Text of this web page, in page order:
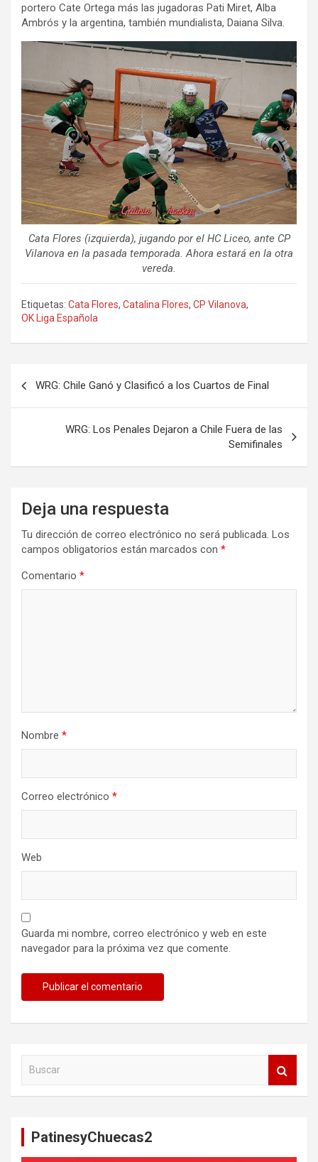
portero Cate Ortega más las jugadoras Pati Miret, Alba
Ambrós y la argentina, también mundialista, Daiana Silva.
Cata Flores (izquierda), jugando por el HC Liceo, ante CP
Vilanova en la pasada temporada. Ahora estará en la otra
vereda.
Etiquetas: Cata Flores, Catalina Flores, CP Vilanova,
OK Liga Española
entradas
WRG: Chile Ganó y Clasificó a los Cuartos de Final
WRG: Los Penales Dejaron a Chile Fuera de las
Semifinales
Deja una respuesta
Tu dirección de correo electrónico no será publicada. Los
campos obligatorios están marcados con *
Comentario *
Nombre *
Correo electrónico *
Web
Guarda mi nombre, correo electrónico y web en este
navegador para la próxima vez que comente.
PatinesyChuecas2